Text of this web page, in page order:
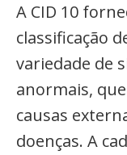
A CID 10
classificação
variedade de
anormais,
causas
doenças. A